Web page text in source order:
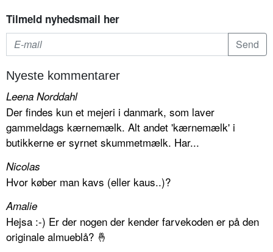
Tilmeld nyhedsmail her
Nyeste kommentarer
Leena Norddahl
Der findes kun et mejeri i danmark, som laver
gammeldags kærnemælk. Alt andet 'kærnemælk' i
butikkerne er syrnet skummetmælk. Har...
Nicolas
Hvor køber man kavs (eller kaus..)?
Amalie
Hejsa :-) Er der nogen der kender farvekoden er på den
originale almueblå? 🤞